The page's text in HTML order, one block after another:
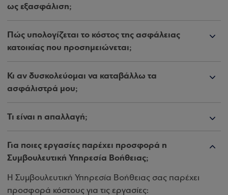
ως εξασφάλιση;
Πώς υπολογίζεται το κόστος της ασφάλειας
κατοικίας που προσημειώνεται;
Κι αν δυσκολεύομαι να καταβάλλω τα
ασφάλιστρά μου;
Τι είναι η απαλλαγή;
Για ποιες εργασίες παρέχει προσφορά η
Συμβουλευτική Υπηρεσία Βοήθειας;
Η Συμβουλευτική Υπηρεσία Βοήθειας σας παρέχει
προσφορά κόστους για τις εργασίες: